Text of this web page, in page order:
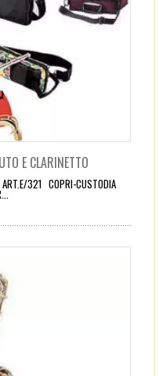
E CLARINETTO
321 COPRI-CUSTODIA